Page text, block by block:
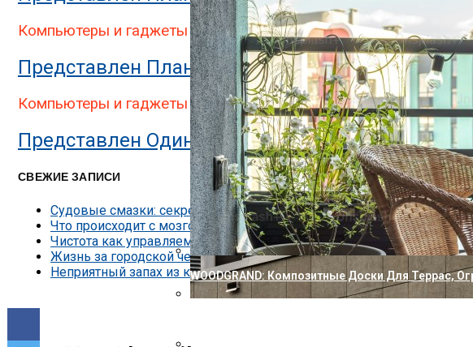
Представлен Двухэкранный Планшет Bluegen
WOODGRAND: Композитные Доски Для Террас,
Компьютеры и гаджеты
Представлен Планшет StarLabs StarLite 5,
Компьютеры и гаджеты
Представлен Один Из Самых Защищенных
СВЕЖИЕ ЗАПИСИ
Судовые смазки: секреты надёжности двигателей
Что происходит с мозгом, когда мы изучаем что-то новое:
Чистота как управляемый процесс: виды клининга, технологии и
Жизнь за городской чертой без бытовых компромиссов: как
Неприятный запах из кондиционера — причины и как убрать